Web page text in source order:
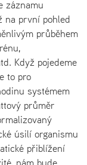
záznamu
na první pohled
průběhem
Když pojedeme
to pro
systémem
průměr
úsilí organismu
přiblížení